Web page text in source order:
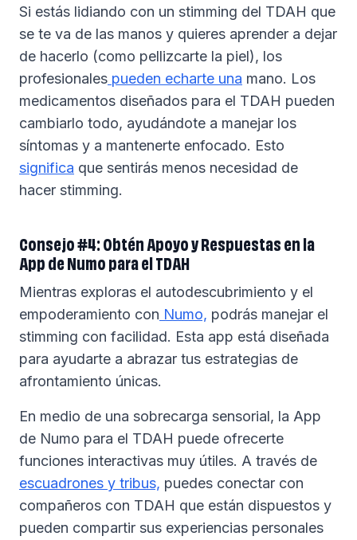
Si estás lidiando con un stimming del TDAH que
se te va de las manos y quieres aprender a dejar
de hacerlo (como pellizcarte la piel), los
profesionales pueden echarte una mano. Los
medicamentos diseñados para el TDAH pueden
cambiarlo todo, ayudándote a manejar los
síntomas y a mantenerte enfocado. Esto
significa que sentirás menos necesidad de
hacer stimming.
Consejo #4: Obtén Apoyo y Respuestas en la
App de Numo para el TDAH
Mientras exploras el autodescubrimiento y el
empoderamiento con Numo, podrás manejar el
stimming con facilidad. Esta app está diseñada
para ayudarte a abrazar tus estrategias de
afrontamiento únicas.
En medio de una sobrecarga sensorial, la App
de Numo para el TDAH puede ofrecerte
funciones interactivas muy útiles. A través de
escuadrones y tribus, puedes conectar con
compañeros con TDAH que están dispuestos y
pueden compartir sus experiencias personales